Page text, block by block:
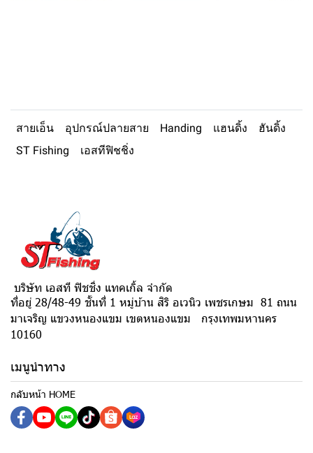
สายเอ็น อุปกรณ์ปลายสาย Handing แฮนดิ้ง
ฮันดิ้ง
ST Fishing
เอสทีฟิชชิ่ง
บริษัท เอสที ฟิชชิ่ง แทคเกิ้ล จำกัด
ที่อยู่ 28/48-49 ชั้นที่ 1 หมู่บ้าน สิริ อเวนิว เพชรเกษม 81 ถนน
มาเจริญ แขวงหนองแขม เขตหนองแขม กรุงเทพมหานคร
10160
เมนูนำทาง
กลับหน้า HOME